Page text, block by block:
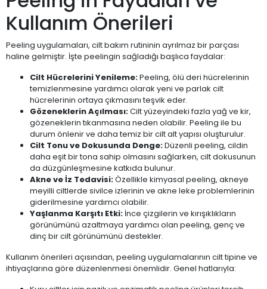
Kullanım Önerileri
Peeling uygulamaları, cilt bakım rutininin ayrılmaz bir parçası
haline gelmiştir. İşte peelingin sağladığı başlıca faydalar:
Cilt Hücrelerini Yenileme:Peeling, ölü deri hücrelerinin
temizlenmesine yardımcı olarak yeni ve parlak cilt
hücrelerinin ortaya çıkmasını teşvik eder.
Gözeneklerin Açılması:Cilt yüzeyindeki fazla yağ ve kir,
gözeneklerin tıkanmasına neden olabilir. Peeling ile bu
durum önlenir ve daha temiz bir cilt alt yapısı oluşturulur.
Cilt Tonu ve Dokusunda Denge:Düzenli peeling, cildin
daha eşit bir tona sahip olmasını sağlarken, cilt dokusunun
da düzgünleşmesine katkıda bulunur.
Akne ve İz Tedavisi:Özellikle kimyasal peeling, akneye
meyilli ciltlerde sivilce izlerinin ve akne leke problemlerinin
giderilmesine yardımcı olabilir.
Yaşlanma Karşıtı Etki: İnce çizgilerin ve kırışıklıkların
görünümünü azaltmaya yardımcı olan peeling, genç ve
dinç bir cilt görünümünü destekler.
Kullanım önerileri açısından, peeling uygulamalarının cilt tipine ve
ihtiyaçlarına göre düzenlenmesi önemlidir. Genel hatlarıyla: